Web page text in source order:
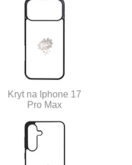
Kryt na Iphone 17
Pro Max